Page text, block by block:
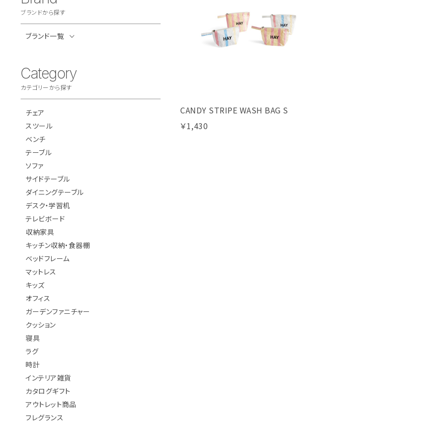
ブランドから探す
ブランド一覧
Category
カテゴリーから探す
チェア
スツール
ベンチ
テーブル
ソファ
サイドテーブル
ダイニングテーブル
デスク・学習机
テレビボード
収納家具
キッチン収納・食器棚
ベッドフレーム
マットレス
キッズ
オフィス
ガーデンファニチャー
クッション
寝具
ラグ
時計
インテリア雑貨
カタログギフト
アウトレット商品
フレグランス
CANDY STRIPE WASH BAG S
￥1,430